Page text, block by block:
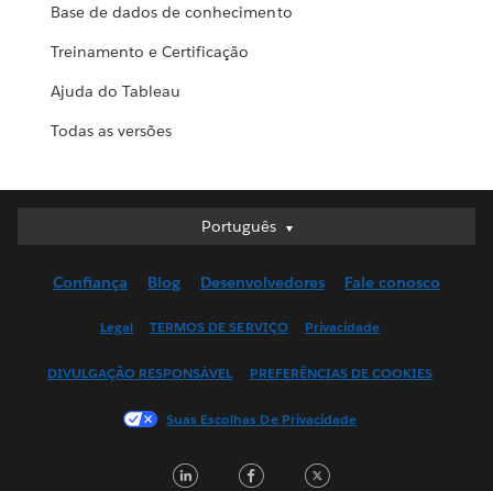
Base de dados de conhecimento
Treinamento e Certificação
Ajuda do Tableau
Todas as versões
Português
Português
English (UK)
Français (Canada)
日本語
Confiança Blog Desenvolvedores Fale conosco
Legal TERMOS DE SERVIÇO Privacidade
DIVULGAÇÃO RESPONSÁVEL PREFERÊNCIAS DE COOKIES
Suas Escolhas De Privacidade
LinkedInFacebook